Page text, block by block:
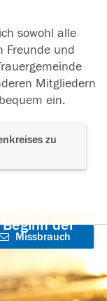
sowohl alle
Freunde und
Mitgliedern
ein.
zu
der
Missbrauch